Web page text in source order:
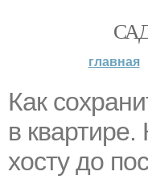
главная
Как
в квартире.
хосту до